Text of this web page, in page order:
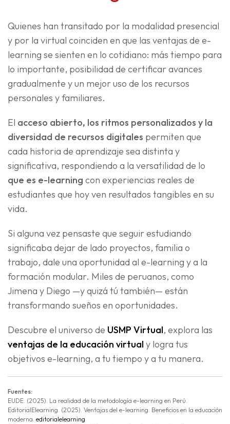
Quienes han transitado por la modalidad presencial
y por la virtual coinciden en que las ventajas de e-
learning se sienten en lo cotidiano: más tiempo para
lo importante, posibilidad de certificar avances
gradualmente y un mejor uso de los recursos
personales y familiares.
El acceso abierto, los ritmos personalizados y la
diversidad de recursos digitales permiten que
cada historia de aprendizaje sea distinta y
significativa, respondiendo a la versatilidad de lo
que es e-learning con experiencias reales de
estudiantes que hoy ven resultados tangibles en su
vida.
Si alguna vez pensaste que seguir estudiando
significaba dejar de lado proyectos, familia o
trabajo, dale una oportunidad al e-learning y a la
formación modular. Miles de peruanos, como
Jimena y Diego —y quizá tú también— están
transformando sueños en oportunidades.
Descubre el universo de USMP Virtual, explora las
ventajas de la educación virtual y logra tus
objetivos e-learning, a tu tiempo y a tu manera.
Fuentes:
EUDE. (2025). La realidad de la metodología e-learning en Perú.
EditorialElearning. (2025). Ventajas del e-learning: Beneficios en la educación
moderna. editorialelearning